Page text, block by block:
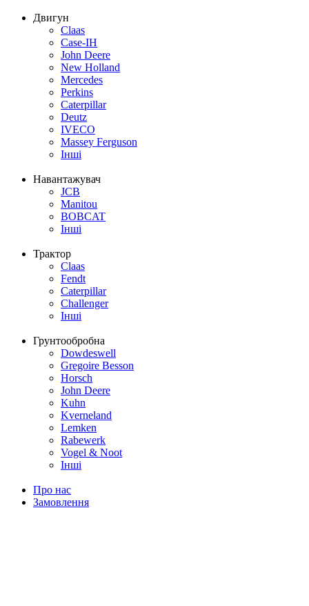
Двигун
Claas
Case-IH
John Deere
New Holland
Mercedes
Perkins
Caterpillar
Deutz
IVECO
Massey Ferguson
Інші
Навантажувач
JCB
Manitou
BOBCAT
Інші
Трактор
Claas
Fendt
Caterpillar
Challenger
Інші
Грунтообробна
Dowdeswell
Gregoire Besson
Horsch
John Deere
Kuhn
Kverneland
Lemken
Rabewerk
Vogel & Noot
Інші
Про нас
Замовлення